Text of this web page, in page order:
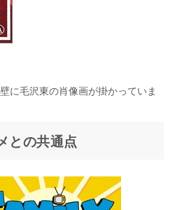
に毛沢東の肖像画が掛かっていま
との共通点